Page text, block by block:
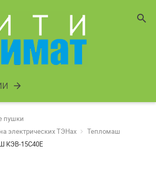
search
arrow_forward
пушки
электрических ТЭНах
Тепломаш
КЭВ-15С40Е